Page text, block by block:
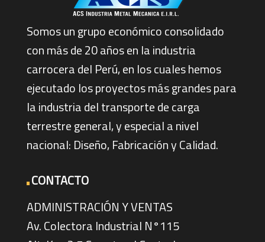
Somos un grupo económico consolidado
con más de 20 años en la industria
carrocera del Perú, en los cuales hemos
ejecutado los proyectos más grandes para
la industria del transporte de carga
terrestre general, y especial a nivel
nacional: Diseño, Fabricación y Calidad.
CONTACTO
ADMINISTRACIÓN Y VENTAS
Av. Colectora Industrial N°115